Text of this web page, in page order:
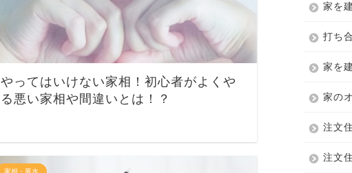
やってはいけない家相！初心者がよくや
る悪い家相や間違いとは！？
家相・風水
家を
打ち
家を
家の
注文
注文